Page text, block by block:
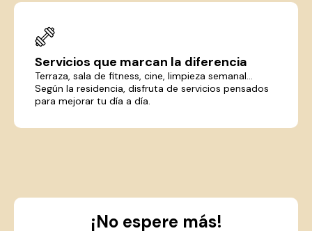
Servicios que marcan la diferencia
Terraza, sala de fitness, cine, limpieza semanal...
Según la residencia, disfruta de servicios pensados
para mejorar tu día a día.
¡No espere más!